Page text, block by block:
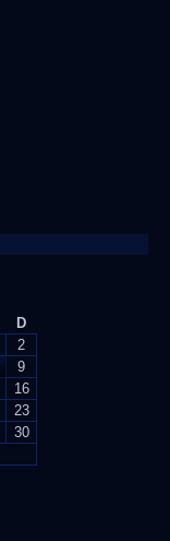
D
2
9
16
23
30